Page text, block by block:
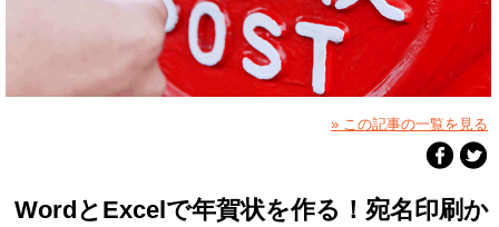
» この記事の一覧を見る
WordとExcelで年賀状を作る！宛名印刷か